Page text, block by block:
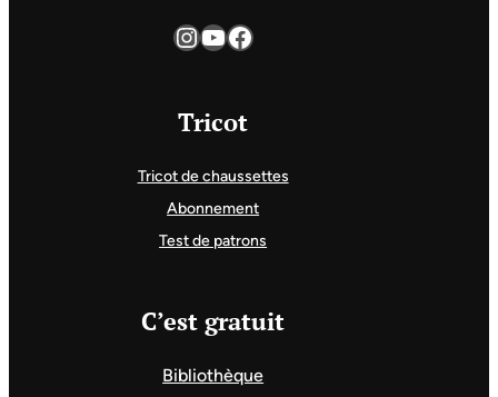
InstagramYouTube Facebook
Tricot
Tricot de chaussettes
Abonnement
Test de patrons
C’est gratuit
Bibliothèque